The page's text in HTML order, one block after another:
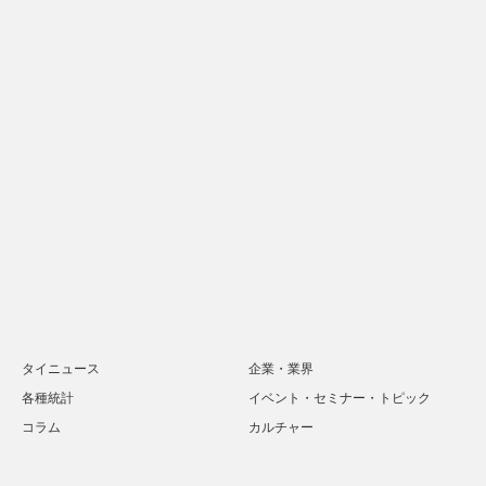
タイニュース
企業・業界
各種統計
イベント・セミナー・トピック
コラム
カルチャー